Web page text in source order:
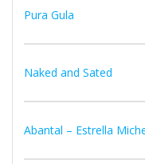
Pura Gula
Naked and Sated
Abantal – Estrella